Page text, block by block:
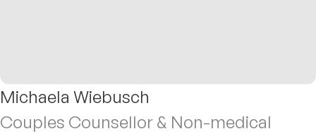
Michaela Wiebusch
Couples Counsellor & Non-medical